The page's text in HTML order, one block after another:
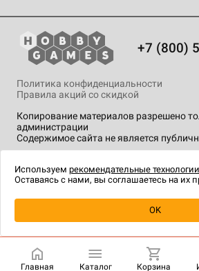
+7 (800)
Копирование материалов разрешено
администрации
Содержимое сайта не является
Политика конфиденциальности
Правила акций со скидкой
технологии.
Главная Каталог Корзина
Используем рекомендательные технологии
Оставаясь с нами, вы соглашаетесь на их
OK